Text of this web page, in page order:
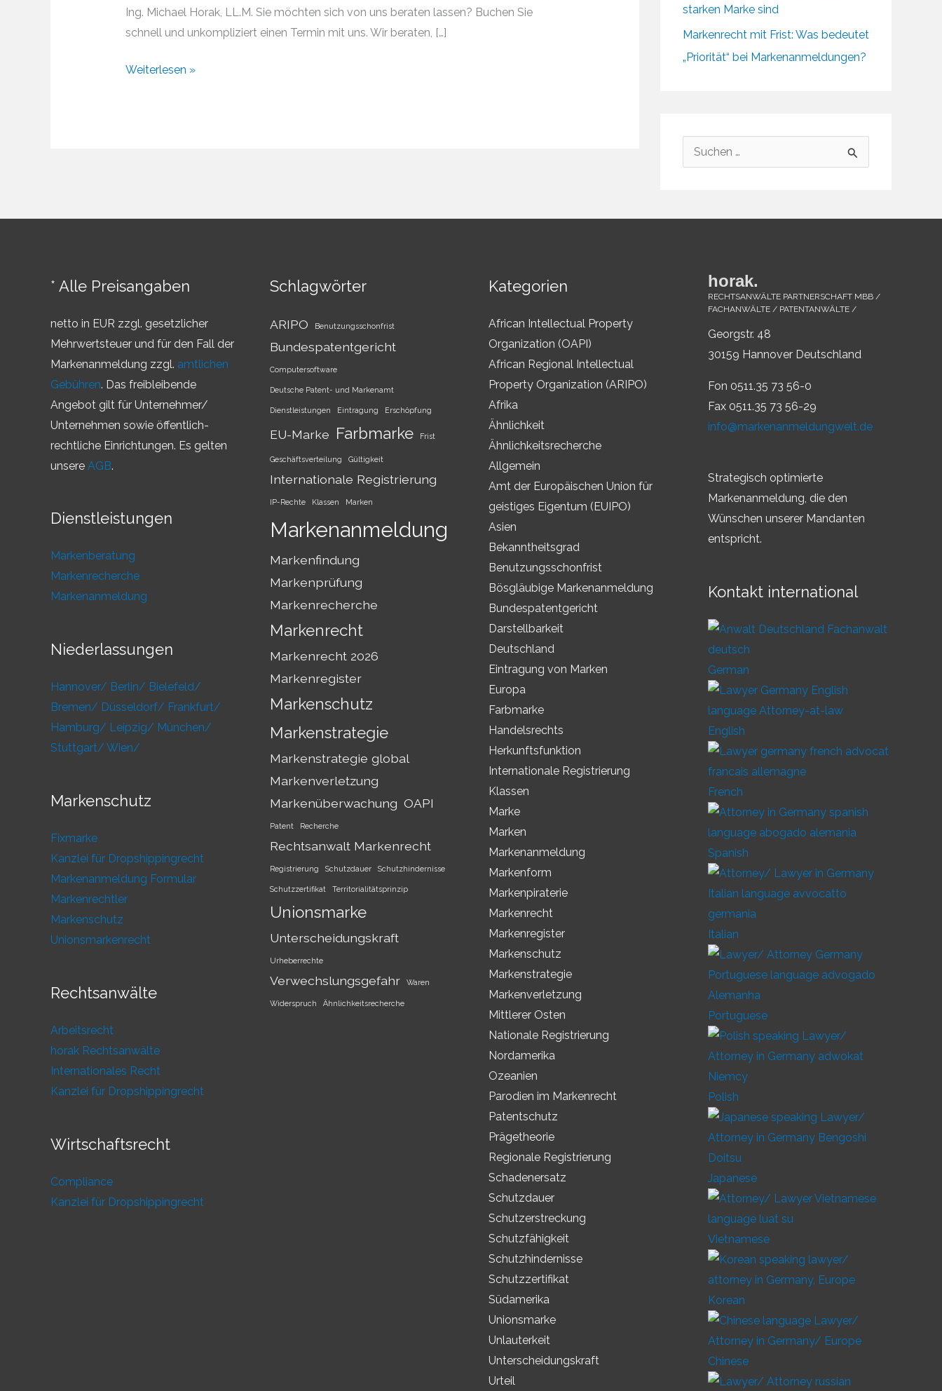
Ing. Michael Horak, LL.M. Sie möchten sich von uns beraten lassen? Buchen Sie
schnell und unkompliziert einen Termin mit uns. Wir beraten, […]
Von
Weiterlesen »
starken Marke sind
Markenrecht mit Frist: Was bedeutet
„Priorität“ bei Markenanmeldungen?
u
* Alle Preisangaben
netto in EUR zzgl. gesetzlicher
Mehrwertsteuer und für den Fall der
Markenanmeldung zzgl. amtlichen
Gebühren. Das freibleibende
Angebot gilt für Unternehmer/
Unternehmen sowie öffentlich-
rechtliche Einrichtungen. Es gelten
unsere AGB.
Dienstleistungen
Markenberatung
Markenrecherche
Markenanmeldung
Niederlassungen
Hannover/ Berlin/ Bielefeld/
Bremen/ Düsseldorf/ Frankfurt/
Hamburg/ Leipzig/ München/
Stuttgart/ Wien/
Markenschutz
Fixmarke
Kanzlei für Dropshippingrecht
Markenanmeldung Formular
Markenrechtler
Markenschutz
Unionsmarkenrecht
Rechtsanwälte
Arbeitsrecht
horak Rechtsanwälte
Internationales Recht
Kanzlei für Dropshippingrecht
Wirtschaftsrecht
Compliance
Kanzlei für Dropshippingrecht
Schlagwörter
ARIPO Benutzungsschonfrist
Bundespatentgericht
Computersoftware
Deutsche Patent- und Markenamt
Dienstleistungen Eintragung Erschöpfung
EU-Marke Farbmarke Frist
Geschäftsverteilung Gültigkeit
Internationale Registrierung
IP-Rechte Klassen Marken
Markenanmeldung
Markenfindung
Markenprüfung
Markenrecherche
Markenrecht
Markenrecht 2026
Markenregister
Markenschutz
Markenstrategie
Markenstrategie global
Markenverletzung
Markenüberwachung OAPI
Patent Recherche
Rechtsanwalt Markenrecht
Registrierung Schutzdauer Schutzhindernisse
Schutzzertifikat Territorialitätsprinzip
Unionsmarke
Unterscheidungskraft
Urheberrechte
Verwechslungsgefahr Waren
Widerspruch Ähnlichkeitsrecherche
Kategorien
African Intellectual Property
Organization (OAPI)
African Regional Intellectual
Property Organization (ARIPO)
Afrika
Ähnlichkeit
Ähnlichkeitsrecherche
Allgemein
Amt der Europäischen Union für
geistiges Eigentum (EUIPO)
Asien
Bekanntheitsgrad
Benutzungsschonfrist
Bösgläubige Markenanmeldung
Bundespatentgericht
Darstellbarkeit
Deutschland
Eintragung von Marken
Europa
Farbmarke
Handelsrechts
Herkunftsfunktion
Internationale Registrierung
Klassen
Marke
Marken
Markenanmeldung
Markenform
Markenpiraterie
Markenrecht
Markenregister
Markenschutz
Markenstrategie
Markenverletzung
Mittlerer Osten
Nationale Registrierung
Nordamerika
Ozeanien
Parodien im Markenrecht
Patentschutz
Prägetheorie
Regionale Registrierung
Schadenersatz
Schutzdauer
Schutzerstreckung
Schutzfähigkeit
Schutzhindernisse
Schutzzertifikat
Südamerika
Unionsmarke
Unlauterkeit
Unterscheidungskraft
Urteil
horak.
RECHTSANWÄLTE PARTNERSCHAFT MBB /
FACHANWÄLTE / PATENTANWÄLTE /
Georgstr. 48
30159 Hannover Deutschland
Fon 0511.35 73 56-0
Fax 0511.35 73 56-29
info@markenanmeldungwelt.de
Strategisch optimierte
Markenanmeldung, die den
Wünschen unserer Mandanten
entspricht.
Kontakt international
German
English
French
Spanish
Italian
Portuguese
Polish
Japanese
Vietnamese
Korean
Chinese